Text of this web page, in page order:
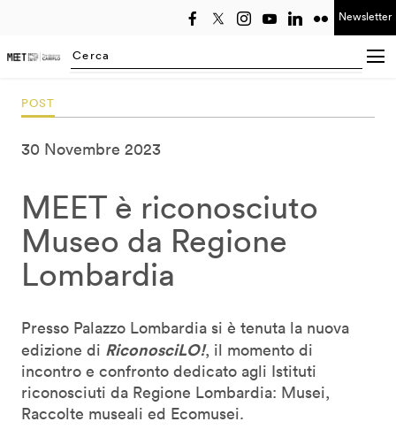
Newsletter
Searching...
POST
30 Novembre 2023
MEET è riconosciuto
Museo da Regione
Lombardia
Presso Palazzo Lombardia si è tenuta la nuova
edizione di RiconosciLO!, il momento di
incontro e confronto dedicato agli Istituti
riconosciuti da Regione Lombardia: Musei,
Raccolte museali ed Ecomusei.